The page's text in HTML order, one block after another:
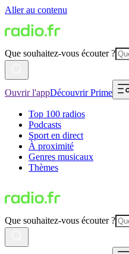
Aller au contenu
Que souhaitez-vous écouter ?
Ouvrir l'appDécouvrir Prime
Top 100 radios
Podcasts
Sport en direct
À proximité
Genres musicaux
Thèmes
Que souhaitez-vous écouter ?